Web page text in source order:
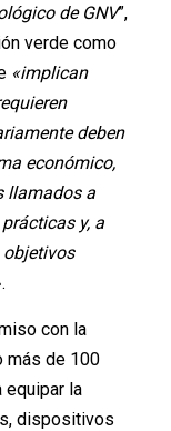
de GNV”,
verde como
«implican
deben
económico,
llamados a
y, a
con la
más de 100
equipar la
dispositivos